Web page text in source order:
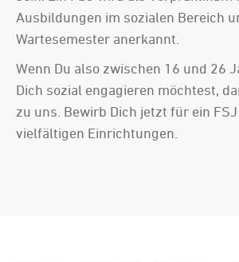
Ausbildungen im sozialen Bereich
Wartesemester anerkannt.
Wenn Du also zwischen 16 und 26
Dich sozial engagieren möchtest,
zu uns. Bewirb Dich jetzt für ein
vielfältigen Einrichtungen.